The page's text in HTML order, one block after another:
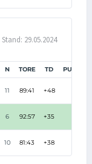
Stand: 29.05.2024
N TORE TD PUNKTE
11 89:41 +48
6 92:57 +35
10 81:43 +38